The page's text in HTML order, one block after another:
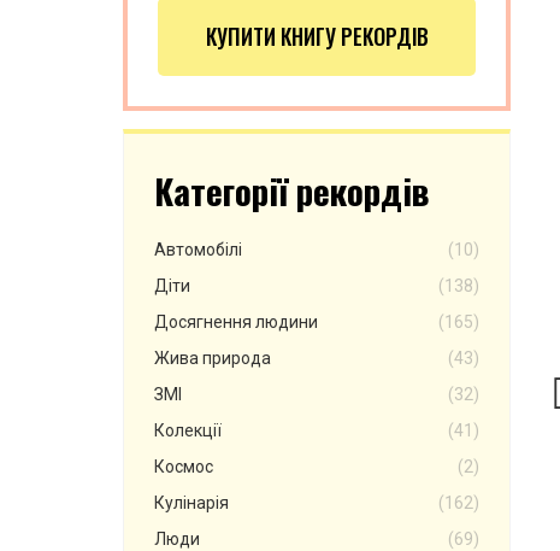
КУПИТИ КНИГУ РЕКОРДІВ
Категорії рекордів
Автомобілі
(10)
Діти
(138)
Досягнення людини
(165)
Жива природа
(43)
ЗМІ
(32)
Колекції
(41)
Космос
(2)
Кулінарія
(162)
Люди
(69)